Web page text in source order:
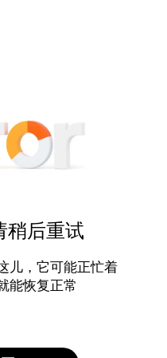
稍后重试
儿，它可能正忙着
能恢复正常